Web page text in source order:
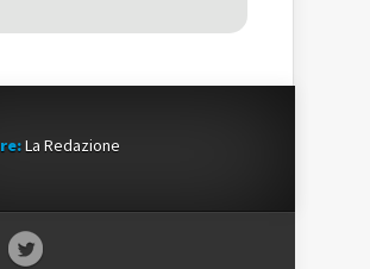
La Redazione